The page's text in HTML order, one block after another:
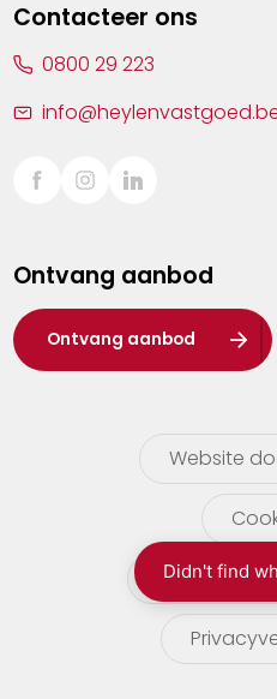
Sint-Truiden
Waasland
Wuustwezel
Zoersel
Contacteer ons
0800 29 223
Ontvang aanbod
Ontvang aanbod
Website